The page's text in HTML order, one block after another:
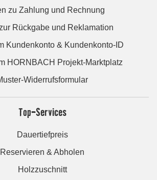
zu Zahlung und Rechnung
Rückgabe und Reklamation
Kundenkonto & Kundenkonto-ID
HORNBACH Projekt-Marktplatz
Widerrufsformular
Top-Services
Dauertiefpreis
Reservieren & Abholen
Holzzuschnitt